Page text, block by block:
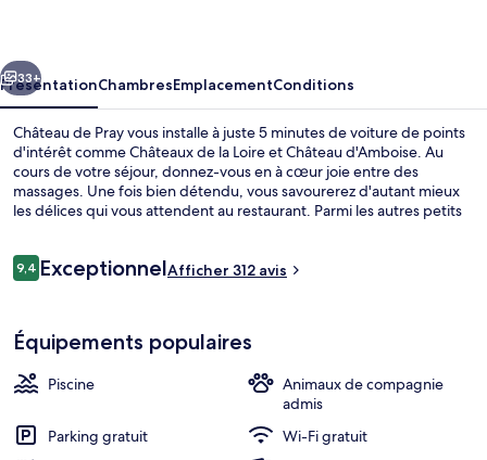
Suivant
33+
PrésentationChambresEmplacementConditions
Château de Pray vous installe à juste 5 minutes de voiture de points
d'intérêt comme Châteaux de la Loire et Château d'Amboise. Au
cours de votre séjour, donnez-vous en à cœur joie entre des
massages. Une fois bien détendu, vous savourerez d'autant mieux
les délices qui vous attendent au restaurant. Parmi les autres petits
ne disent que du bien en ce qui concerne le personnel attentionné.
Avis
voyageurs
9,49,4 sur 10
ExceptionnelAfficher 312 avis
Équipements populaires
Piscine
Animaux de compagnie
admis
Parking gratuit
Wi-Fi gratuit